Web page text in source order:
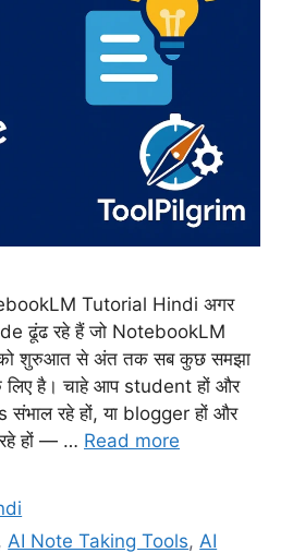
Tutorial Hindi अगर
ढूंढ रहे हैं जो NotebookLM
शुरुआत से अंत तक सब कुछ समझा
है। चाहे आप student हों और
रहे हों, या blogger हों और
हों — … Read more
, AI Note Taking Tools, AI